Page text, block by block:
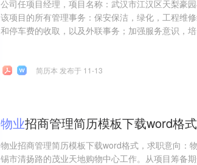
公司任项目经理，项目名称：武汉市江汉区天梨豪
该项目的所有管理事务：保安保洁，绿化，工程维
和停车费的收取，以及外联事务；加强服务意识，
简历本 发布于 11-13
物业招商管理简历模板下载word格式
物业招商管理简历模板下载word格式，求职意向：
锡市清扬路的茂业天地购物中心工作。从项目筹备